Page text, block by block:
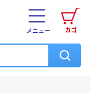
カゴ
メニュー